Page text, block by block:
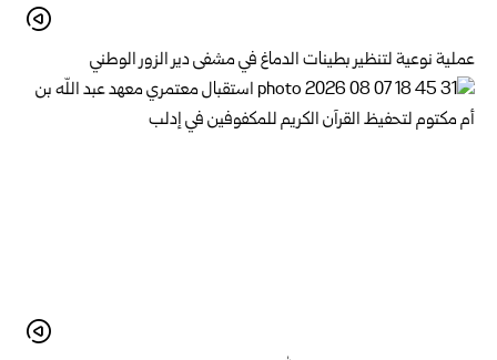
عملية نوعية لتنظير بطينات الدماغ في مشفى دير الزور الوطني